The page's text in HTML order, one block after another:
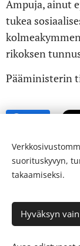
Ampuja, ainut
tukea
rikoksen
Pääministerin
suorituskyvyn,
takaamiseksi.
Hyväksyn